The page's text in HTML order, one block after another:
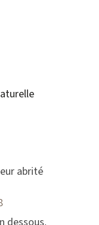
abrité